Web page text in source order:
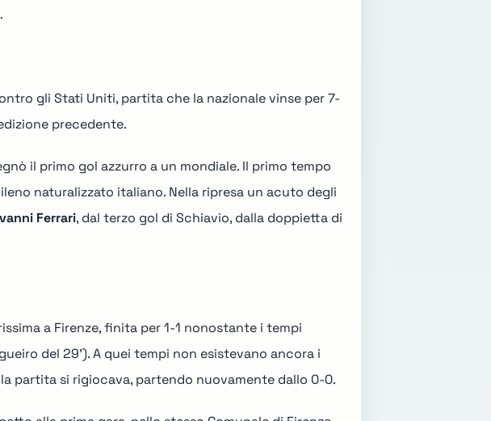
gli Stati Uniti, partita che la nazionale vinse per 7-
precedente.
il primo gol azzurro a un mondiale. Il primo tempo
naturalizzato italiano. Nella ripresa un acuto degli
Ferrari, dal terzo gol di Schiavio, dalla doppietta di
a Firenze, finita per 1-1 nonostante i tempi
del 29'). A quei tempi non esistevano ancora i
partita si rigiocava, partendo nuovamente dallo 0-0.